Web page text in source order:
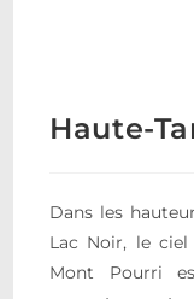
Haute-
Dans les
Lac Noir, le
Mont Pourri